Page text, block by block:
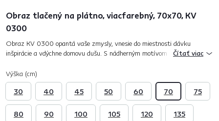
Obraz tlačený na plátno, viacfarebný, 70x70, KV
0300
Obraz KV 0300 opantá vaše zmysly, vnesie do miestnosti dávku
inšpirácie a vdýchne domovu dušu. S nádherným motívom tulipánov
ručne...
Čítať viac
Výška (cm)
30 40 45 50 60 70 75
80 90 100 105 120 135